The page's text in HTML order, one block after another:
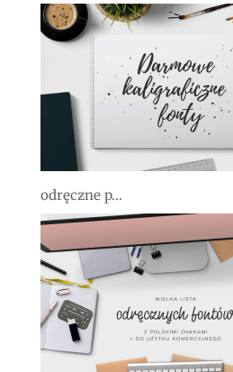
odręczne p...